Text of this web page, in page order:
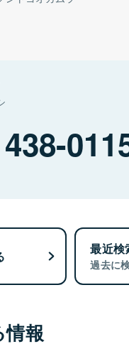
438-
最近検
過去に
情報